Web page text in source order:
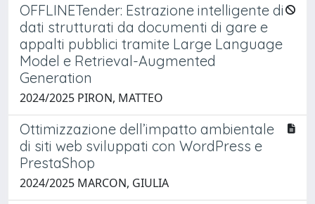
OFFLINETender: Estrazione intelligente di
dati strutturati da documenti di gare e
appalti pubblici tramite Large Language
Model e Retrieval-Augmented
Generation
2024/2025 PIRON, MATTEO
Ottimizzazione dell’impatto ambientale
di siti web sviluppati con WordPress e
PrestaShop
2024/2025 MARCON, GIULIA